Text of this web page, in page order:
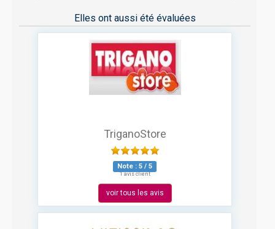
Elles ont aussi été évaluées
TriganoStore
Note : 5 / 5
1 avis client
voir tous les avis